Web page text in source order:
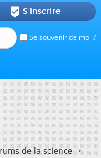
Se souvenir de moi ?
 S'inscrire
de la science